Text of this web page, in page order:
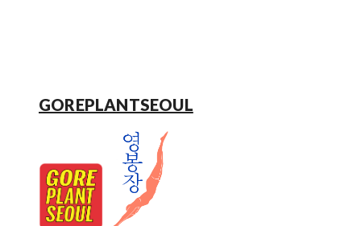
GOREPLANTSEOUL